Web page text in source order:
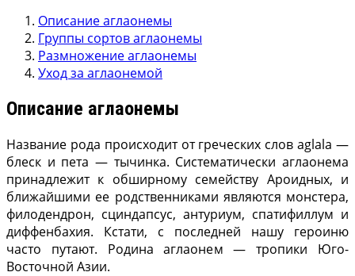
Описание аглаонемы
Группы сортов аглаонемы
Размножение аглаонемы
Уход за аглаонемой
Описание аглаонемы
Название рода происходит от греческих слов aglala —
блеск и пета — тычинка. Систематически аглаонема
принадлежит к обширному семейству Аро­идных, и
ближайшими ее родственниками являются монстера,
филодендрон, сциндапсус, антуриум, спатифиллум и
диффенбахия. Кстати, с последней нашу героиню
часто путают. Родина аглаонем — тропики Юго-
Восточной Азии.